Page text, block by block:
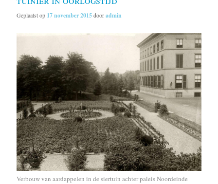
Geplaatst op 17 november 2015dooradmin
Verbouw van aardappelen in de siertuin achter paleis Noordeinde